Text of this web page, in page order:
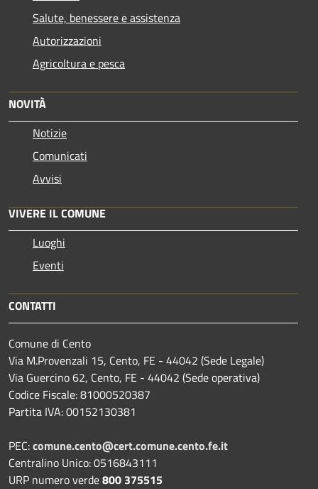
Salute, benessere e assistenza
Autorizzazioni
Agricoltura e pesca
NOVITÀ
Notizie
Comunicati
Avvisi
VIVERE IL COMUNE
Luoghi
Eventi
CONTATTI
Comune di Cento
Via M.Provenzali 15, Cento, FE - 44042 (Sede Legale)
Via Guercino 62, Cento, FE - 44042 (Sede operativa)
Codice Fiscale: 81000520387
Partita IVA: 00152130381
PEC:comune.cento@cert.comune.cento.fe.it
Centralino Unico: 0516843111
URP numero verde800 375515